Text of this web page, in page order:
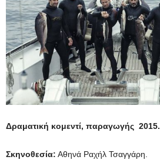
Δραματική κομεντί, παραγωγής 2015.
Σκηνοθεσία: Αθηνά Ραχήλ Τσαγγάρη.